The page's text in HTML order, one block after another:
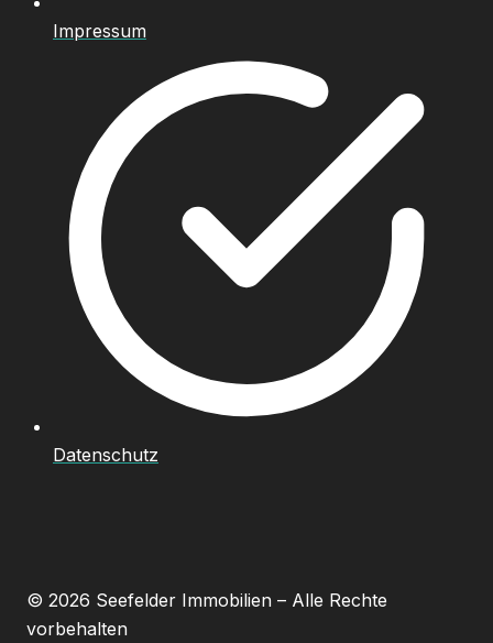
Impressum
Datenschutz
© 2026 Seefelder Immobilien – Alle Rechte
vorbehalten